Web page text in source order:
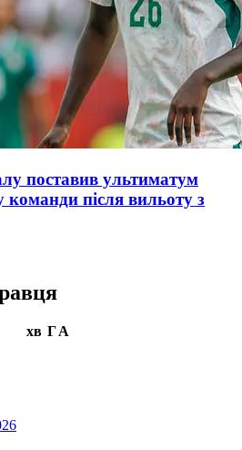
поставив ультиматум
команди після вильоту з
хв ГА